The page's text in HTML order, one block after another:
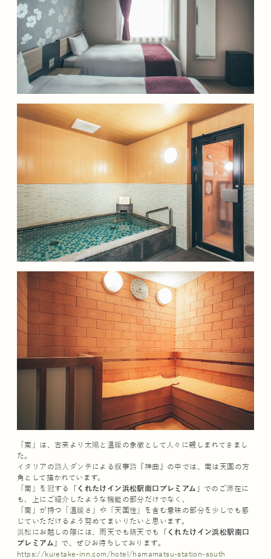
「南」は、古来より太陽と温暖の象徴として人々に親しまれてきまし
た。
イタリアの詩人ダンテによる叙事詩『神曲』の中では、南は天国の方
角として描かれています。
「南」を冠する
「くれたけイン浜松駅南口プレミアム」 でのご滞在に
も、上にご紹介したような機能の部分だけでなく、
「南」が持つ「温暖さ」や「天国性」を含む意味の部分を少しでも感
じていただけるよう努めてまいりたいと思います。
浜松にお越しの際には、雨天でも晴天でも
「くれたけイン浜松駅南口
プレミアム」 で、ぜひお待ちしております。
https://kuretake-inn.com/hotel/hamamatsu-station-south